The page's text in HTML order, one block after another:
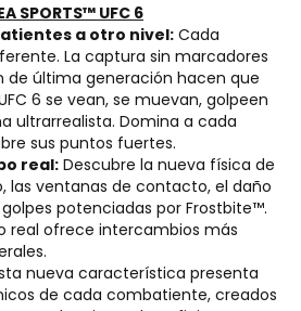
SPORTS™ UFC 6
a otro nivel: Cada
La captura sin marcadores
de última generación hacen que
6 se vean, se muevan, golpeen
ultrarrealista. Domina a cada
sus puntos fuertes.
real: Descubre la nueva física de
las ventanas de contacto, el daño
potenciadas por Frostbite™.
real ofrece intercambios más
nueva característica presenta
de cada combatiente, creados